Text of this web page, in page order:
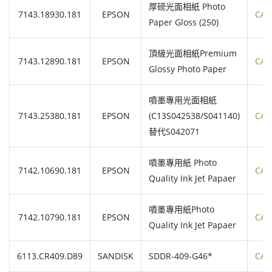
7143.18930.181 EPSON
厚磅光面相紙 Photo
Paper Gloss (250)
7143.12890.181 EPSON
頂級光面相紙Premium
Glossy Photo Paper
7143.25380.181 EPSON
噴墨專用光面相紙
(C13S042538/S041140)
替代S042071
7142.10690.181 EPSON
噴墨專用紙 Photo
Quality Ink Jet Papaer
7142.10790.181 EPSON
噴墨專用紙Photo
Quality Ink Jet Papaer
6113.CR409.D89 SANDISK SDDR-409-G46*